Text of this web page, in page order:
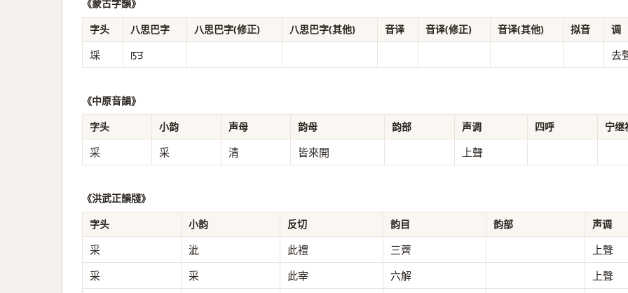
《蒙古字韻》
字头
八思巴字 八思巴字(修正) 八思巴字(其他) 音译 音译(修正) 音译(其他) 拟音 调
埰 ꡑꡭ 去
《中原音韻》
字头
小韵 声母 韵母 韵部 声调 四呼 宁继
采 采 清 皆來開 上聲
《洪武正韻牋》
字头
小韵 反切 韵目 韵部 声调
采 泚 此禮 三薺
上聲
采
采 此宰 六解
上聲